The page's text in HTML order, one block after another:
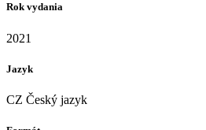
Rok vydania
2021
Jazyk
CZ Český jazyk